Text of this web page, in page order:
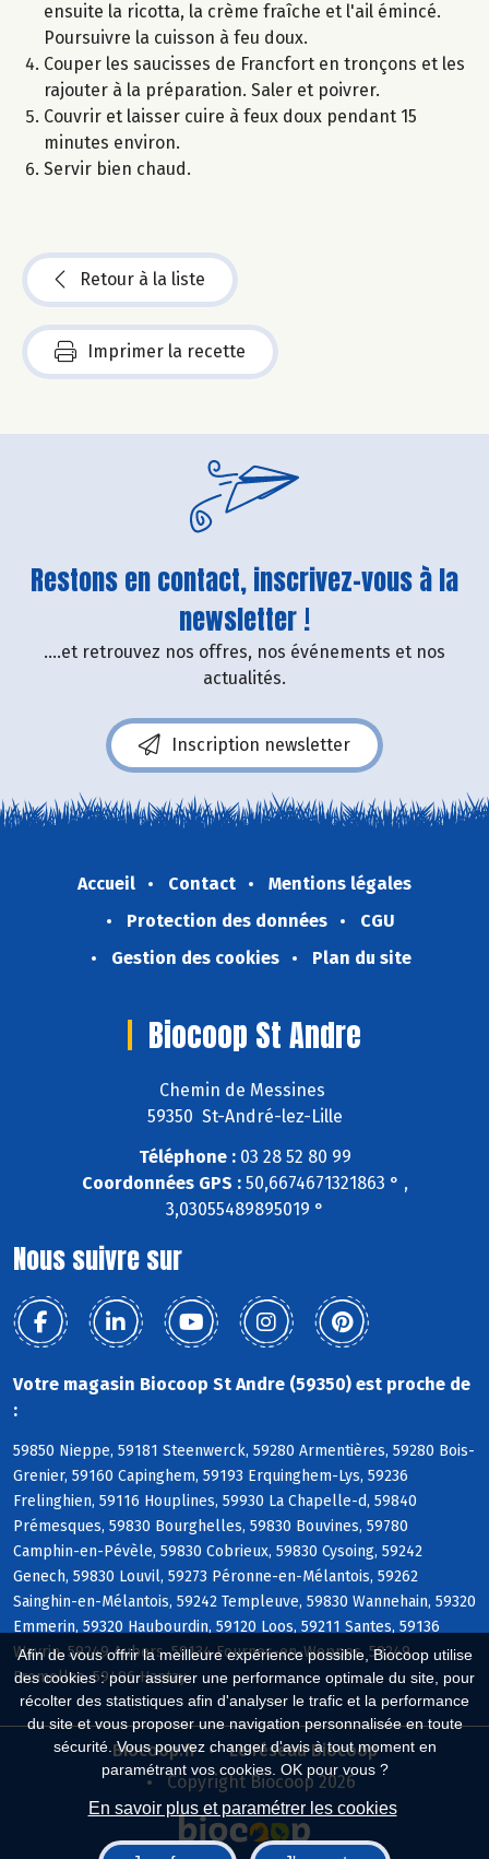
Afin de vous offrir la meilleure expérience possible, Biocoop utilise
des cookies : pour assurer une performance optimale du site, pour
récolter des statistiques afin d'analyser le trafic et la performance
du site et vous proposer une navigation personnalisée en toute
sécurité. Vous pouvez changer d'avis à tout moment en
paramétrant vos cookies. OK pour vous ?
En savoir plus et paramétrer les cookies
ensuite la ricotta, la crème fraîche et l'ail émincé.
Poursuivre la cuisson à feu doux.
Couper les saucisses de Francfort en tronçons et les
rajouter à la préparation. Saler et poivrer.
Couvrir et laisser cuire à feux doux pendant 15
minutes environ.
Servir bien chaud.
Retour à la liste
Imprimer la recette
Restons en contact, inscrivez-vous à la
newsletter !
....et retrouvez nos offres, nos événements et nos
actualités.
Inscription newsletter
Accueil Contact
Mentions légales
Protection des données
CGU
Gestion des cookies
Plan du site
Biocoop St Andre
Chemin de Messines
59350 St-André-lez-Lille
Téléphone :03 28 52 80 99
Coordonnées GPS :50,6674671321863 ° ,
3,03055489895019 °
Nous suivre sur
Votre magasin Biocoop St Andre (59350) est proche de
:
59850 Nieppe, 59181 Steenwerck, 59280 Armentières, 59280 Bois-
Grenier, 59160 Capinghem, 59193 Erquinghem-Lys, 59236
Frelinghien, 59116 Houplines, 59930 La Chapelle-d, 59840
Prémesques, 59830 Bourghelles, 59830 Bouvines, 59780
Camphin-en-Pévèle, 59830 Cobrieux, 59830 Cysoing, 59242
Genech, 59830 Louvil, 59273 Péronne-en-Mélantois, 59262
Sainghin-en-Mélantois, 59242 Templeuve, 59830 Wannehain, 59320
Emmerin, 59320 Haubourdin, 59120 Loos, 59211 Santes, 59136
Wavrin, 59249 Aubers, 59134 Fournes-en-Weppes, 59249
Fromelles, 59496 Hantay
Biocoop.fr
Le réseau Biocoop
Copyright Biocoop 2026